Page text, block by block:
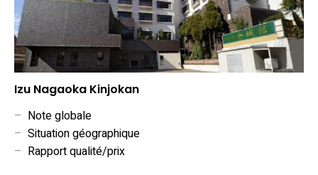
Izu Nagaoka Kinjokan
– Note globale
– Situation géographique
– Rapport qualité/prix